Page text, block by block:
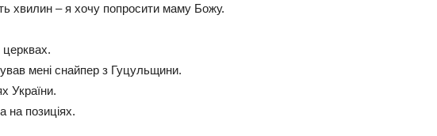
хвилин – я хочу попросити маму Божу.
церквах.
мені снайпер з Гуцульщини.
України.
на позиціях.